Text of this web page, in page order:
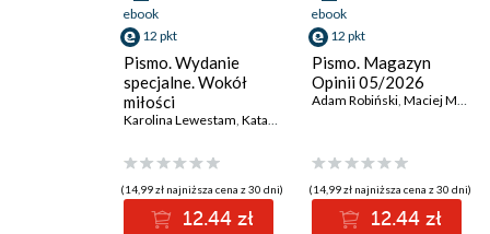
ebook
12 pkt
Pismo. Wydanie
specjalne. Wokół
miłości
Karolina Lewestam, Katarzyna Miller
(14,99 zł najniższa cena z 30 dni)
12.44 zł
ebook
12 pkt
Pismo. Magazyn
Opinii 05/2026
Adam Robiński, Maciej Marcisz
(14,99 zł najniższa cena z 30 dni)
12.44 zł